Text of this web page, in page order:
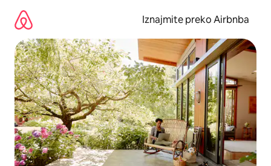
sadržaj
Iznajmite preko Airbnba